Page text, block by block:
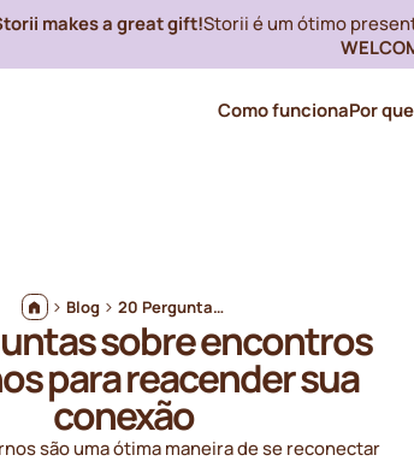
makes a great gift!Storii é um ótimo
Como funcionaPor
Blog 20 Perguntas sobre encontros noturnos para reacender sua conexão
sobre encontros
para reacender sua
conexão
são uma ótima maneira de se reconectar